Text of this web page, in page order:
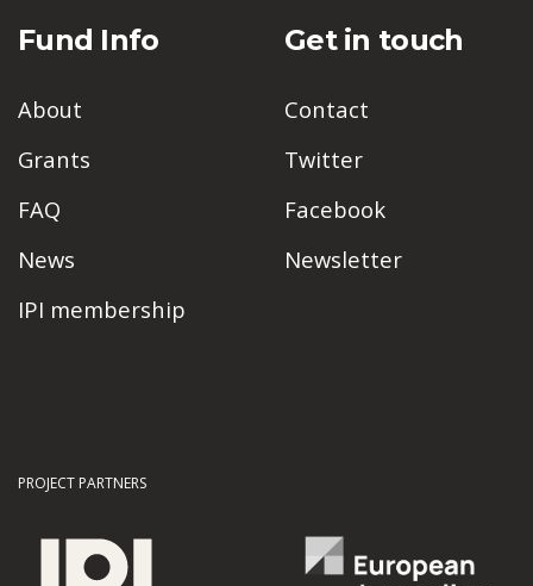
Fund Info
About
Grants
FAQ
News
IPI membership
Get in touch
Contact
Twitter
Facebook
Newsletter
PROJECT PARTNERS